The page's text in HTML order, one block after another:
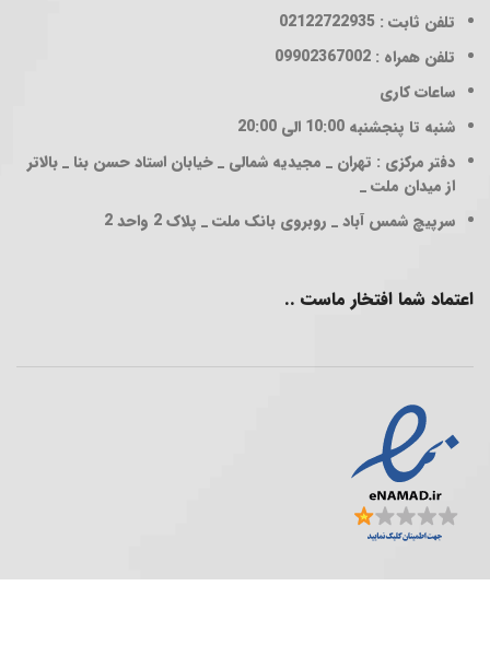
تلفن ثابت : 02122722935
تلفن همراه : 09902367002
ساعات کاری
شنبه تا پنجشنبه 10:00 الی 20:00
دفتر مرکزی : تهران _ مجیدیه شمالی _ خیابان استاد حسن بنا _ بالاتر
از میدان ملت _
سرپیچ شمس آباد _ روبروی بانک ملت _ پلاک 2 واحد 2
اعتماد شما افتخار ماست ..